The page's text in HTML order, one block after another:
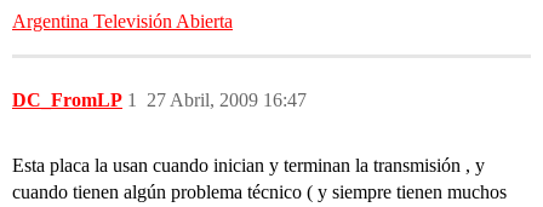
Argentina Televisión Abierta
DC_FromLP 27 Abril, 2009 16:47
1
Esta placa la usan cuando inician y terminan la transmisión , y
cuando tienen algún problema técnico ( y siempre tienen muchos